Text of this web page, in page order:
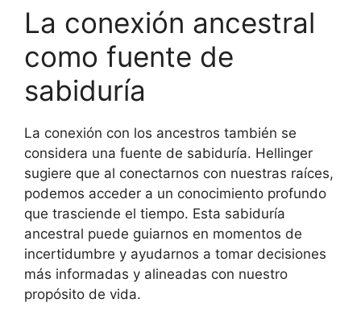
La conexión ancestral
como fuente de
sabiduría
La conexión con los ancestros también se
considera una fuente de sabiduría. Hellinger
sugiere que al conectarnos con nuestras raíces,
podemos acceder a un conocimiento profundo
que trasciende el tiempo. Esta sabiduría
ancestral puede guiarnos en momentos de
incertidumbre y ayudarnos a tomar decisiones
más informadas y alineadas con nuestro
propósito de vida.